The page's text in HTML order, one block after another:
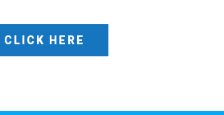
CLICK HERE